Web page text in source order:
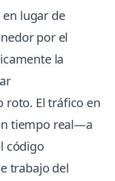
en lugar de
por el
la
roto. El tráfico en
tiempo real—a
código
trabajo del